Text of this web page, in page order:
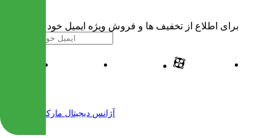
برای اطلاع از تخفیف ها و فروش ویژه ایمیل خود را وارد کنید
آژانس دیجیتال مارکتینگ مهرنت